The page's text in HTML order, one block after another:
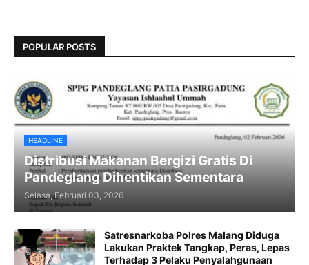
POPULAR POSTS
HEADLINE
Distribusi Makanan Bergizi Gratis Di
Pandeglang Dihentikan Sementara
Selasa, Februari 03, 2026
Satresnarkoba Polres Malang Diduga
Lakukan Praktek Tangkap, Peras, Lepas
Terhadap 3 Pelaku Penyalahgunaan